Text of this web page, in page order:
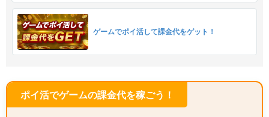
ゲームでポイ活して課金代をゲット！
ポイ活でゲームの課金代を稼ごう！